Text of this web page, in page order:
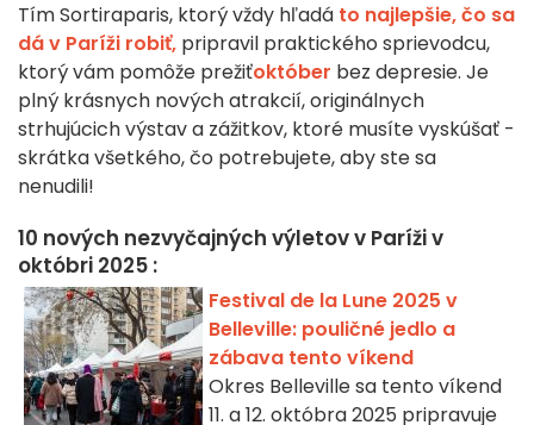
Tím Sortiraparis, ktorý vždy hľadá to najlepšie, čo sa
dá v Paríži robiť, pripravil praktického sprievodcu,
ktorý vám pomôže prežiťoktóber bez depresie. Je
plný krásnych nových atrakcií, originálnych
strhujúcich výstav a zážitkov, ktoré musíte vyskúšať -
skrátka všetkého, čo potrebujete, aby ste sa
nenudili!
10 nových nezvyčajných výletov v Paríži v
októbri 2025 :
Festival de la Lune 2025 v
Belleville: pouličné jedlo a
zábava tento víkend
Okres Belleville sa tento víkend
11. a 12. októbra 2025 pripravuje